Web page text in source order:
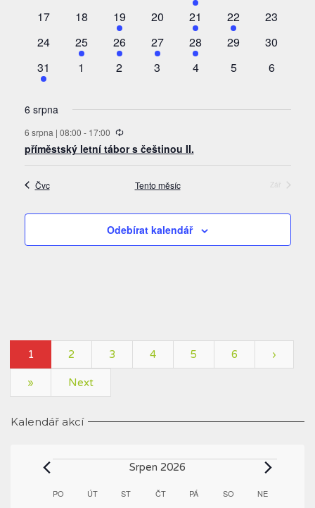
akce
0
17
0
18
2
akce
19
0
20
1
akce
21
1
akce
22
0
23
0
24
1
akce
25
1
akce
26
1
akce
27
1
akce
28
0
29
0
30
1
akce
31
0
1
0
2
0
3
0
4
0
5
0
6
6 srpna
6 srpna | 08:00 - 17:00
příměstský letní tábor s češtinou II.
Čvc Tento měsíc
Odebírat kalendář
1 2 3 4 5 6 ›
» Next
Kalendář akcí
Akce Srpen 2026
Kalendář
PO PONDĚLÍ
ÚTÚTERÝST STŘEDAČTČTVRTEK
PÁPÁTEK SO SOBOTA
NENEDĚLE